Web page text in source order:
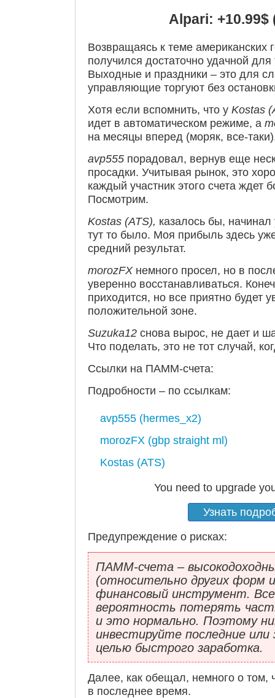
Alpari: +10.99$
Возвращаясь к теме американских
получился достаточно удачной
Выходные и праздники – это для
управляющие торгуют без
Хотя если вспомнить, что у Kostas
идет в автоматическом режиме, а
на месяцы вперед (моряк, все-
avp555 порадовал, вернув еще
просадки. Учитывая рынок, это
каждый участник этого счета
Посмотрим.
Kostas (ATS), казалось бы, начинал
тут то было. Моя прибыль здесь
средний результат.
morozFXнемного просел, но в
уверенно восстанавливаться.
приходится, но все приятно будет
положительной зоне.
Suzuka12 снова вырос, не дает и
Что поделать, это не тот случай,
Ссылки на ПАММ-счета:
Подробности – по ссылкам:
avp555 (hermes_x2)
morozFX (gbp straight ml)
Kostas (ATS)
You need to upgrade
Узнать
Предупреждение о рисках:
ПАММ-счета –
(относительно других форм
финансовый инструмент.
вероятность потерять
и это нормально. Поэтому
инвестируйте последние
целью быстрого заработка.
Далее, как обещал, немного о том,
в последнее время.